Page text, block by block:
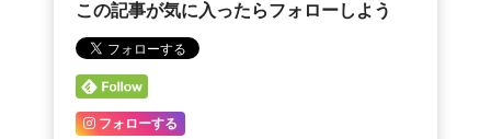
この記事が気に入ったらフォローしよう
フォローする